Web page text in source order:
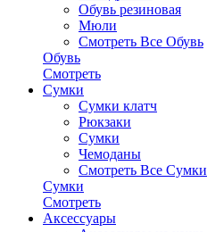
Обувь резиновая
Мюли
Смотреть Все Обувь
Обувь
Смотреть
Сумки
Сумки клатч
Рюкзаки
Сумки
Чемоданы
Смотреть Все Сумки
Сумки
Смотреть
Аксессуары